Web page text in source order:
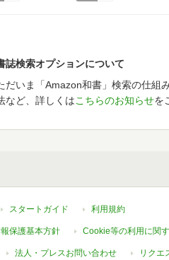
誌検索オプションについて
だいま「Amazon和書」検索の仕組
など、詳しくはこちらのお知らせを
スタートガイド 利用規約
保護基本方針 Cookie等の利用に関
法人・プレスお問い合わせ リクエ